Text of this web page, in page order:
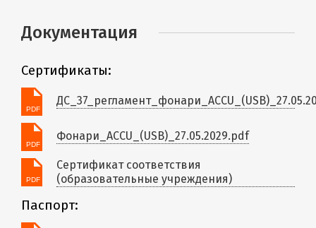
Документация
Сертификаты:
Фонари_ACCU_(USB)_27.05.2029.pdf
Сертификат соответствия
(образовательные учреждения)
Паспорт: